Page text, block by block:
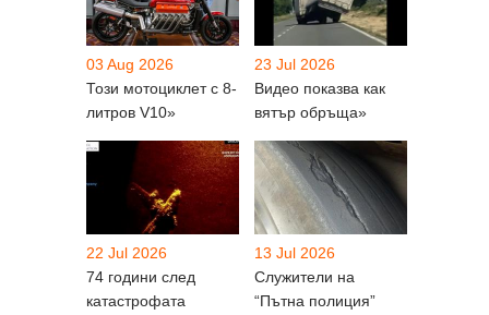
03 Aug 2026
Този мотоциклет с 8-
литров V10»
23 Jul 2026
Видео показва как
вятър обръща»
22 Jul 2026
74 години след
катастрофата
13 Jul 2026
Служители на
“Пътна полиция”